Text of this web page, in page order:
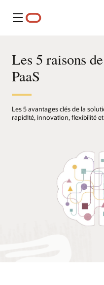
Menu
Les 5 raisons
PaaS
Les 5 avantages clés de la
rapidité, innovation, flexibilité